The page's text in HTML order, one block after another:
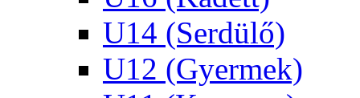
U14 (Serdülő)
U12 (Gyermek)